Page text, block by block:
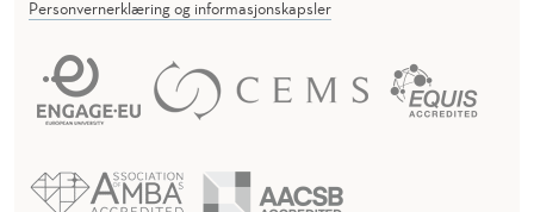
Personvernerklæring og informasjonskapsler